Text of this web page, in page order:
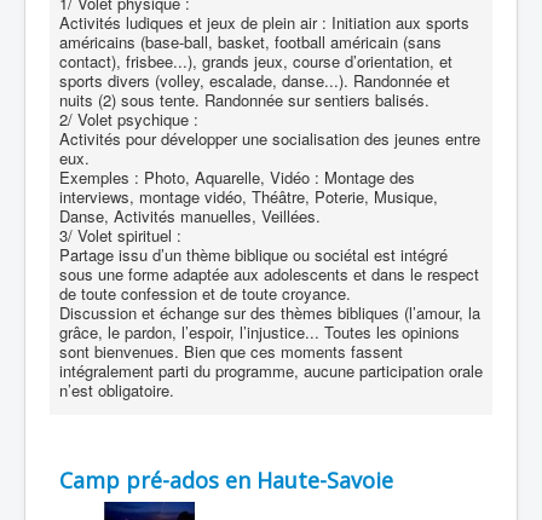
Activités ludiques et jeux de plein air : Initiation aux sports
américains (base-ball, basket, football américain (sans
contact), frisbee...), grands jeux, course d’orientation, et
sports divers (volley, escalade, danse...). Randonnée et
nuits (2) sous tente. Randonnée sur sentiers balisés.
2/ Volet psychique :
Activités pour développer une socialisation des jeunes entre
eux.
Exemples : Photo, Aquarelle, Vidéo : Montage des
interviews, montage vidéo, Théâtre, Poterie, Musique,
Danse, Activités manuelles, Veillées.
3/ Volet spirituel :
Partage issu d’un thème biblique ou sociétal est intégré
sous une forme adaptée aux adolescents et dans le respect
de toute confession et de toute croyance.
Discussion et échange sur des thèmes bibliques (l’amour, la
grâce, le pardon, l’espoir, l’injustice... Toutes les opinions
sont bienvenues. Bien que ces moments fassent
intégralement parti du programme, aucune participation orale
n’est obligatoire.
Camp pré-ados en Haute-Savoie